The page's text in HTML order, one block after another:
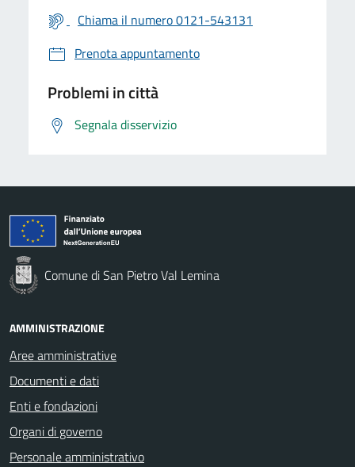
Chiama il numero 0121-543131
Prenota appuntamento
Problemi in città
Segnala disservizio
Comune di San Pietro Val Lemina
AMMINISTRAZIONE
Aree amministrative
Documenti e dati
Enti e fondazioni
Organi di governo
Personale amministrativo